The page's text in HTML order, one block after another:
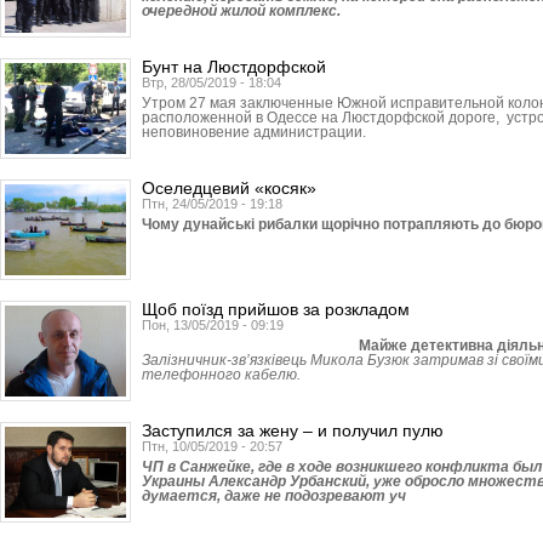
очередной жилой комплекс.
Бунт на Люстдорфской
Втр, 28/05/2019 - 18:04
Утром 27 мая заключенные Южной исправительной
расположенной в Одессе на Люстдорфской дороге,
неповиновение администрации.
Оселедцевий «косяк»
Птн, 24/05/2019 - 19:18
Чому дунайські рибалки щорічно потрапляють до
Щоб поїзд прийшов за розкладом
Пон, 13/05/2019 - 09:19
Майже детективна
Залізничник-зв’язківець Микола Бузюк затримав зі
телефонного кабелю.
Заступился за жену – и получил пулю
Птн, 10/05/2019 - 20:57
ЧП в Санжейке, где в ходе возникшего конфликта
Украины Александр Урбанский, уже обросло
думается, даже не подозревают уч